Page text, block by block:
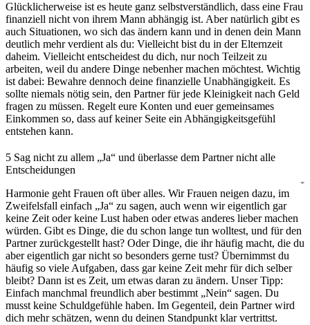
Glücklicherweise ist es heute ganz selbstverständlich, dass eine Frau
finanziell nicht von ihrem Mann abhängig ist. Aber natürlich gibt es
auch Situationen, wo sich das ändern kann und in denen dein Mann
deutlich mehr verdient als du: Vielleicht bist du in der Elternzeit
daheim. Vielleicht entscheidest du dich, nur noch Teilzeit zu
arbeiten, weil du andere Dinge nebenher machen möchtest. Wichtig
ist dabei: Bewahre dennoch deine finanzielle Unabhängigkeit. Es
sollte niemals nötig sein, den Partner für jede Kleinigkeit nach Geld
fragen zu müssen. Regelt eure Konten und euer gemeinsames
Einkommen so, dass auf keiner Seite ein Abhängigkeitsgefühl
entstehen kann.
5 Sag nicht zu allem „Ja“ und überlasse dem Partner nicht alle
Entscheidungen
Harmonie geht Frauen oft über alles. Wir Frauen neigen dazu, im
Zweifelsfall einfach „Ja“ zu sagen, auch wenn wir eigentlich gar
keine Zeit oder keine Lust haben oder etwas anderes lieber machen
würden. Gibt es Dinge, die du schon lange tun wolltest, und für den
Partner zurückgestellt hast? Oder Dinge, die ihr häufig macht, die du
aber eigentlich gar nicht so besonders gerne tust? Übernimmst du
häufig so viele Aufgaben, dass gar keine Zeit mehr für dich selber
bleibt? Dann ist es Zeit, um etwas daran zu ändern. Unser Tipp:
Einfach manchmal freundlich aber bestimmt „Nein“ sagen. Du
musst keine Schuldgefühle haben. Im Gegenteil, dein Partner wird
dich mehr schätzen, wenn du deinen Standpunkt klar vertrittst.